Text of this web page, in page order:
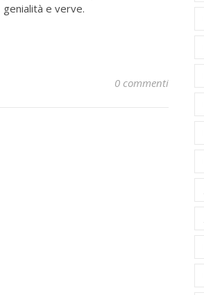
e verve.
0 commenti